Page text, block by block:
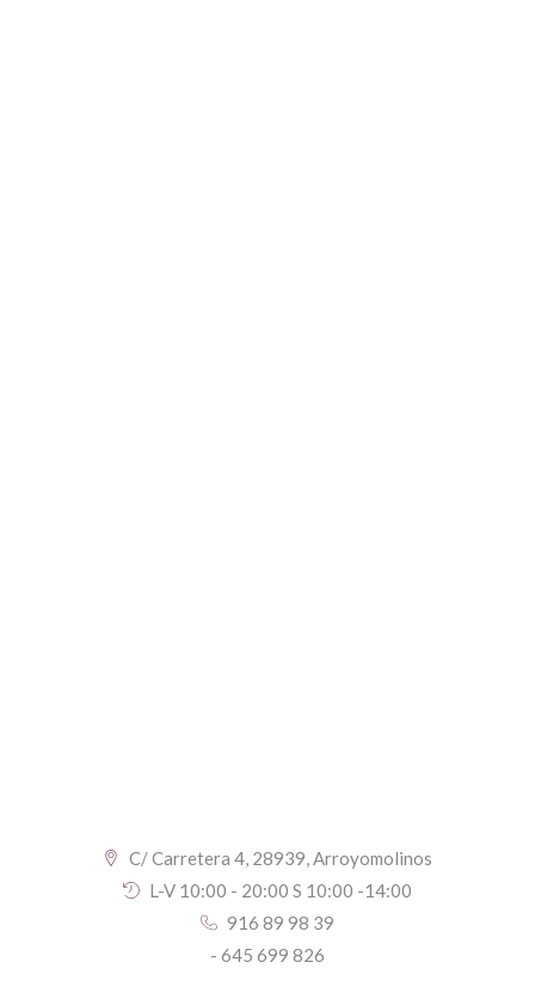
C/ Carretera 4, 28939, Arroyomolinos
L-V 10:00 - 20:00 S 10:00 -14:00
916 89 98 39
- 645 699 826